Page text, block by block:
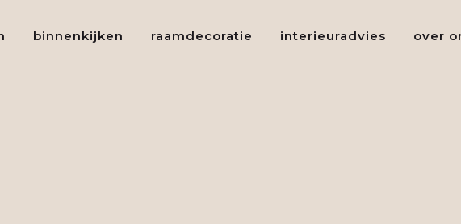
binnenkijken raamdecoratie interieuradvies over